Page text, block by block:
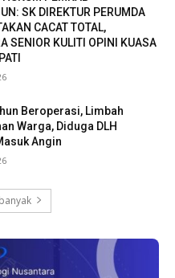
SK DIREKTUR PERUMDA
CACAT TOTAL,
SENIOR KULITI OPINI KUASA
Beroperasi, Limbah
Warga, Diduga DLH
Angin